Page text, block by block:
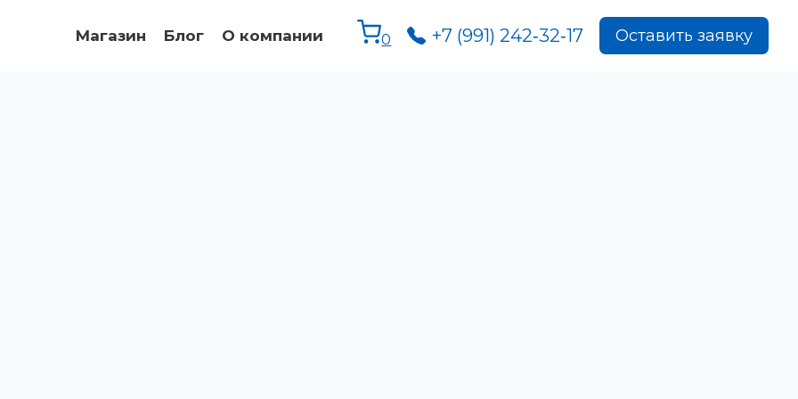
Магазин Блог О компании 0 +7 (991) 242‑32‑17 Оставить заявку